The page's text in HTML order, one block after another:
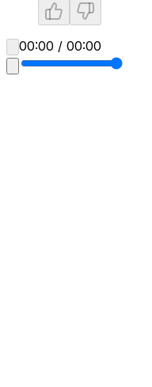
00:00 / 00:00